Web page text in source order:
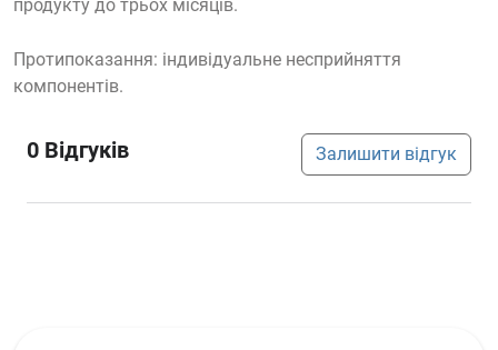
продукту до трьох місяців.
Протипоказання: індивідуальне несприйняття
компонентів.
0 Відгуків Залишити відгук